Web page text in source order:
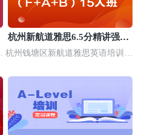
杭州新航道雅思6.5分精讲强化
小班
杭州钱塘区新航道雅思英语培训